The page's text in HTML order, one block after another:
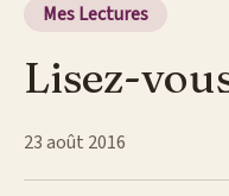
Mes Lectures
Lisez-
23 août 2016